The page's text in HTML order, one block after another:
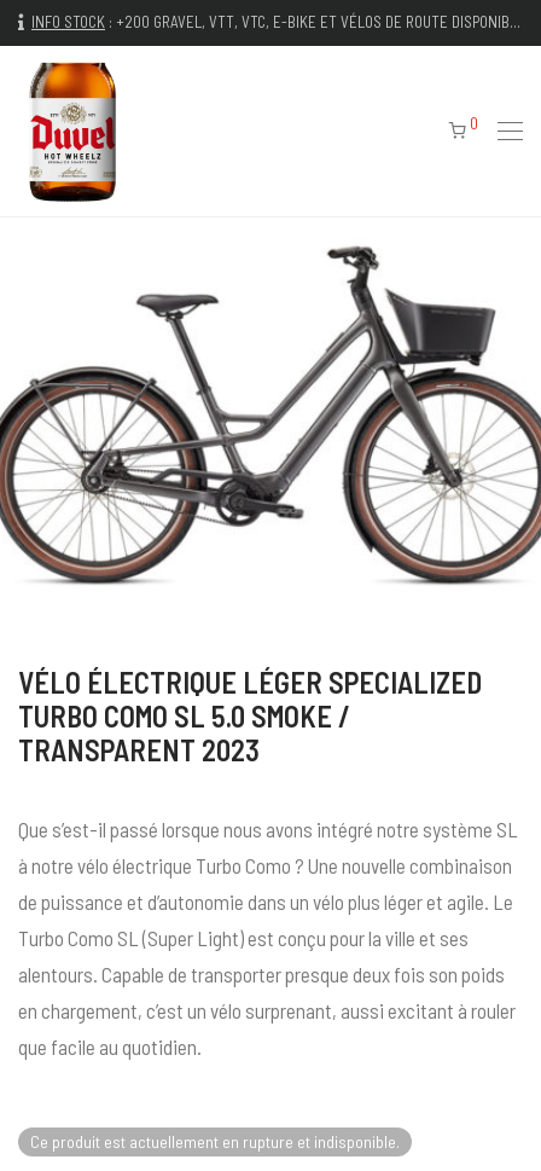
INFO STOCK : +200 GRAVEL, VTT, VTC, E-BIKE ET VÉLOS DE ROUTE DISPONIBLES IMMÉDIATEMENT
0
VÉLO ÉLECTRIQUE LÉGER SPECIALIZED
TURBO COMO SL 5.0 SMOKE /
TRANSPARENT 2023
Que s’est-il passé lorsque nous avons intégré notre système SL
à notre vélo électrique Turbo Como ? Une nouvelle combinaison
de puissance et d’autonomie dans un vélo plus léger et agile. Le
Turbo Como SL (Super Light) est conçu pour la ville et ses
alentours. Capable de transporter presque deux fois son poids
en chargement, c’est un vélo surprenant, aussi excitant à rouler
que facile au quotidien.
Ce produit est actuellement en rupture et indisponible.